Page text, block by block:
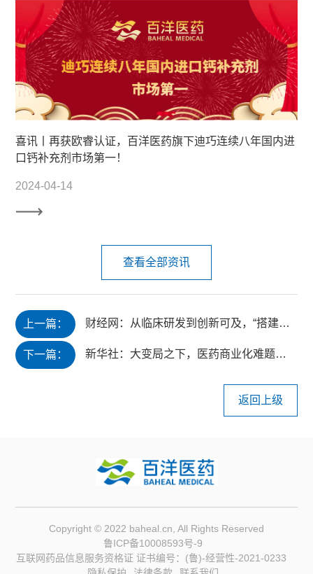
喜讯丨再获欧睿认证，百洋医药旗下迪巧连续八年国内进
口钙补充剂市场第一！
2024-04-14
查看全部资讯
上一篇： 财经网：从临床研发到创新可及，“搭建高速公路”的人价值凸显
下一篇： 新华社：大变局之下，医药商业化难题何解？
返回上级
Copyright © 2022 baheal.cn, All Rights Reserved
鲁ICP备10008593号-9
互联网药品信息服务资格证 证书编号：(鲁)-经营性-2021-0233